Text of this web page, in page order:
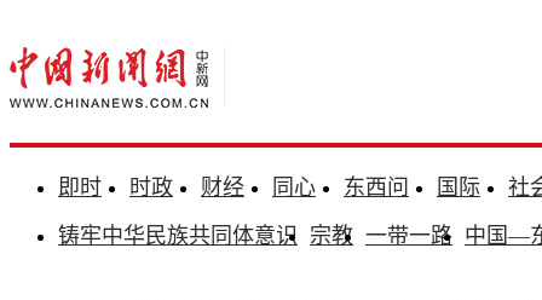
即时 时政 财经 同心 东西问 国际
社
铸牢中华民族共同体意识 宗教 一带一路 中国—